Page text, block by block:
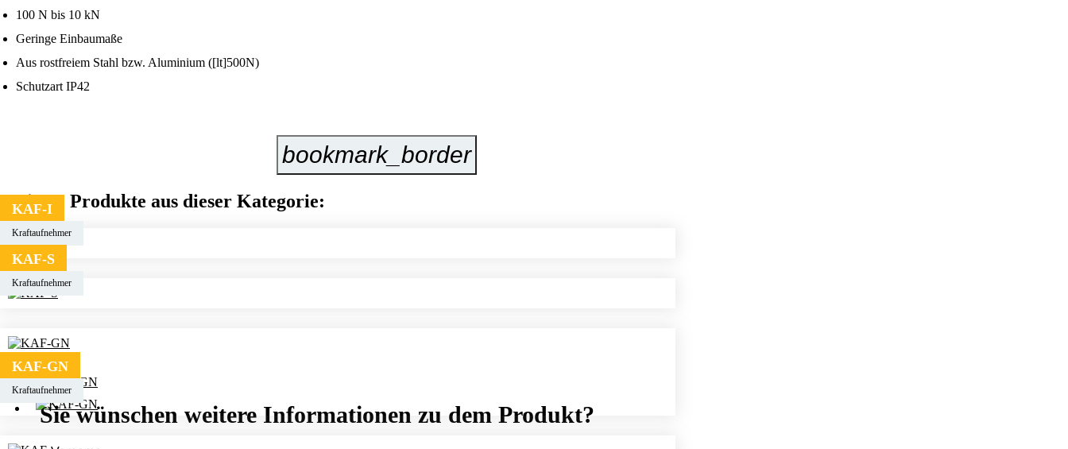
100 N bis 10 kN
Geringe Einbaumaße
Aus rostfreiem Stahl bzw. Aluminium ([lt]500N)
Schutzart IP42
bookmark_border
Weitere Produkte aus dieser Kategorie:
KAF-I
Kraftaufnehmer
KAF-S
Kraftaufnehmer
KAF-GN
Kraftaufnehmer
Sie wünschen weitere Informationen zu dem Produkt?